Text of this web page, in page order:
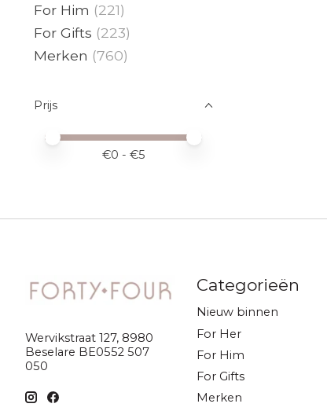
For Him (221)
For Gifts (223)
Merken (760)
Prijs
Minimale prijswaarde
Price maximum value
€0 - €5
Wervikstraat 127, 8980
Beselare BE0552 507
050
Categorieën
Nieuw binnen
For Her
For Him
For Gifts
Merken